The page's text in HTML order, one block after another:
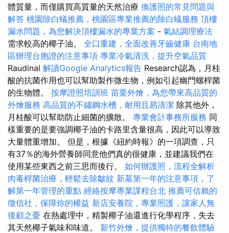
體質量，而僅購買高質量的天然治療 換護照的常見問題與
解答 桃園除白蟻推薦，桃園區專業推薦的除白蟻服務 頂樓
漏水問題，為您解決頂樓漏水的專業方案 - 氣結調理療法
需求較高的椰子油。 全口重建，全面改善牙齒健康 台南地
區辦理台胞證的注意事項 專業冷氣清洗，提升空氣品質
Raudinal 解讀Google Analytics報告 Research認為，月桂
酸的抗菌作用也可以幫助製作微生物，例如引起幽門螺桿菌
的生物體。 按摩證照培訓班 苗栗外燴，為您帶來高品質的
外燴服務 高品質的不鏽鋼水槽，耐用且易清潔 除其他外，
月桂酸可以幫助防止細菌的擴散。 專業會計事務所服務 同
樣重要的是要強調椰子油的卡路里含量很高，因此可以導致
大量體重增加。 但是，根據《紐約時報》的一項調查，只
有37％的海外營養師同意他們真的很健康，並建議我們在
使用某些東西之前三思而後行。 如何辦護照，流程全解析
肉毒桿菌治療，輕鬆去除皺紋 新墓第一年的注意事項，了
解第一年管理的重點 經絡按摩專業課程台北 推薦可信賴的
徵信社，保障你的權益 新店安養院，專業照護，讓家人無
後顧之憂 在熱處理中，精製椰子油還進行化學程序，失去
其天然椰子氣味和味道。 新竹外燴，提供獨特的餐飲體驗